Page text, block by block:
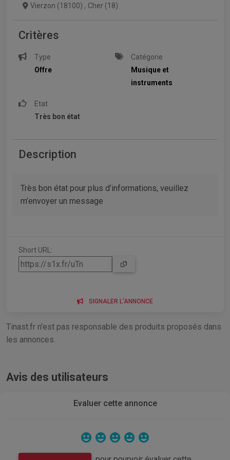
Vierzon (18100) , Cher (18)
Critères
Type
Offre
Catégorie
Musique et
instruments
Etat
Très bon état
Description
Très bon état pour plus d’informations, veuillez
m’envoyer un message
Short URL:
SIGNALER L'ANNONCE
Tinast.fr n'est pas responsable des produits proposés dans
les annonces.
Avis des utilisateurs
Evaluer cette annonce